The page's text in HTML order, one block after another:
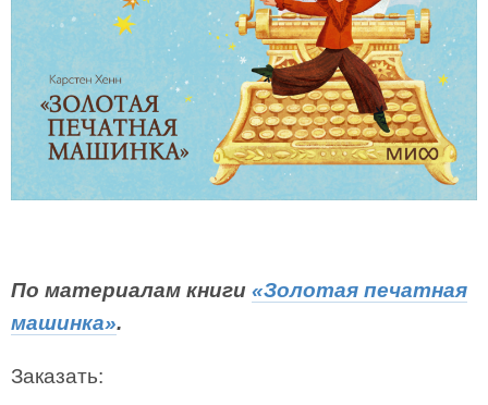
По материалам книги «Золотая печатная
машинка».
Заказать: